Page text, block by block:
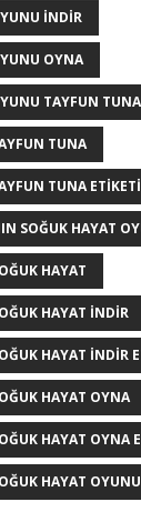
INDIR
OYNA
TAYFUN
TUNA
TUNA ETIKETI
SOĞUK HAYAT
HAYAT
HAYAT INDIR
HAYAT INDIR
HAYAT OYNA
HAYAT OYNA
HAYAT